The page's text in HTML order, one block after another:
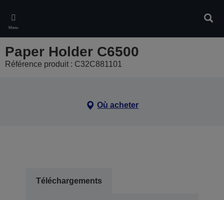
main
content
Menu
Paper Holder C6500
Référence produit : C32C881101
Où acheter
Téléchargements